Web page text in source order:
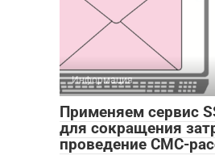
Информация
Применяем сервис
для сокращения
проведение СМС-